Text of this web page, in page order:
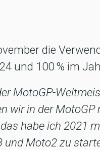
die
und 100 % im
MotoGP-
wir in der
habe ich 2021
Moto2 zu